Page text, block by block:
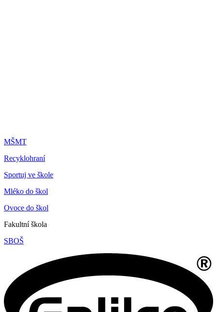
MŠMT
Recyklohraní
Sportuj ve škole
Mléko do škol
Ovoce do škol
Fakultní škola
SBOŠ